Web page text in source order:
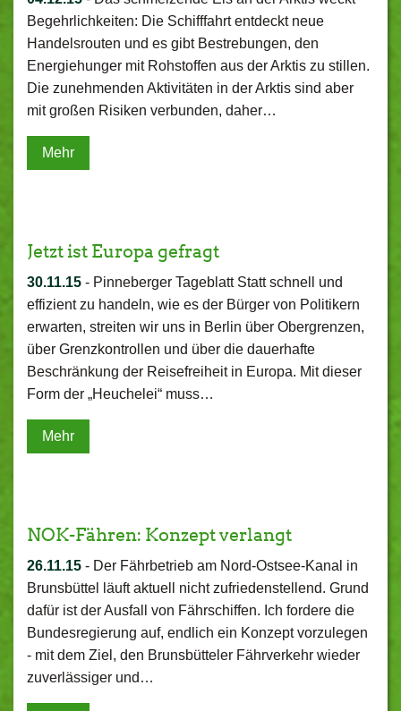
Begehrlichkeiten: Die Schifffahrt entdeckt neue
Handelsrouten und es gibt Bestrebungen, den
Energiehunger mit Rohstoffen aus der Arktis zu stillen.
Die zunehmenden Aktivitäten in der Arktis sind aber
mit großen Risiken verbunden, daher…
Mehr
Jetzt ist Europa gefragt
30.11.15 - Pinneberger Tageblatt Statt schnell und
effizient zu handeln, wie es der Bürger von Politikern
erwarten, streiten wir uns in Berlin über Obergrenzen,
über Grenzkontrollen und über die dauerhafte
Beschränkung der Reisefreiheit in Europa. Mit dieser
Form der „Heuchelei“ muss…
Mehr
NOK-Fähren: Konzept verlangt
26.11.15 - Der Fährbetrieb am Nord-Ostsee-Kanal in
Brunsbüttel läuft aktuell nicht zufriedenstellend. Grund
dafür ist der Ausfall von Fährschiffen. Ich fordere die
Bundesregierung auf, endlich ein Konzept vorzulegen
- mit dem Ziel, den Brunsbütteler Fährverkehr wieder
zuverlässiger und…